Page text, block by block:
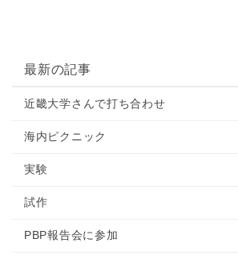
最新の記事
近畿大学さんで打ち合わせ
海内ピクニック
実験
試作
PBP報告会に参加